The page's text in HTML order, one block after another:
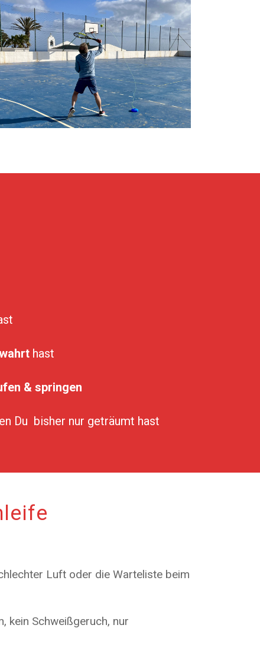
hast
& springen
Du bisher nur geträumt hast
Luft oder die Warteliste beim
kein Schweißgeruch, nur